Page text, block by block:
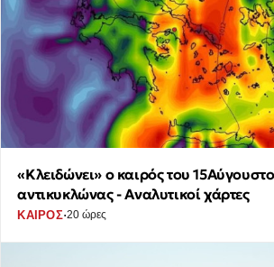
«Κλειδώνει» ο καιρός του
αντικυκλώνας - Αναλυτικοί χάρτες
ΚΑΙΡΟΣ·20 ώρες